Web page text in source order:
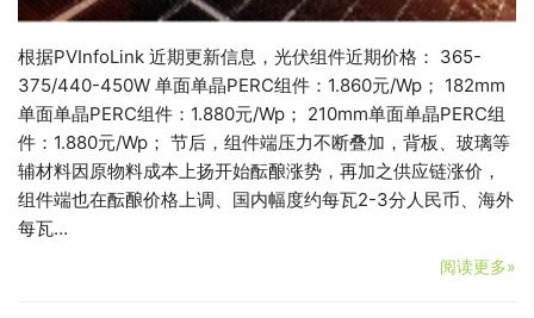
根据PVInfoLink 近期更新信息，光伏组件近期价格： 365-
375/440-450W 单面单晶PERC组件：1.860元/Wp； 182mm
单面单晶PERC组件：1.880元/Wp； 210mm单面单晶PERC组
件：1.880元/Wp； 节后，组件端压力不断叠加，背板、玻璃等
辅材料因原物料成本上扬开始酝酿涨势，再加之供应链涨价，
组件端也在酝酿价格上调、国内幅度约每瓦2-3分人民币、海外
每瓦…
阅读更多»